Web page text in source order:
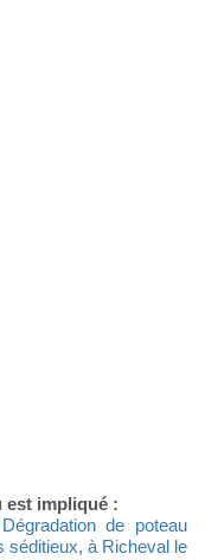
est impliqué :
de poteau
séditieux, à Richeval le